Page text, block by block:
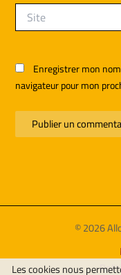
Site
Enregistrer mon
navigateur pour mon
© 2026
Les cookies nous